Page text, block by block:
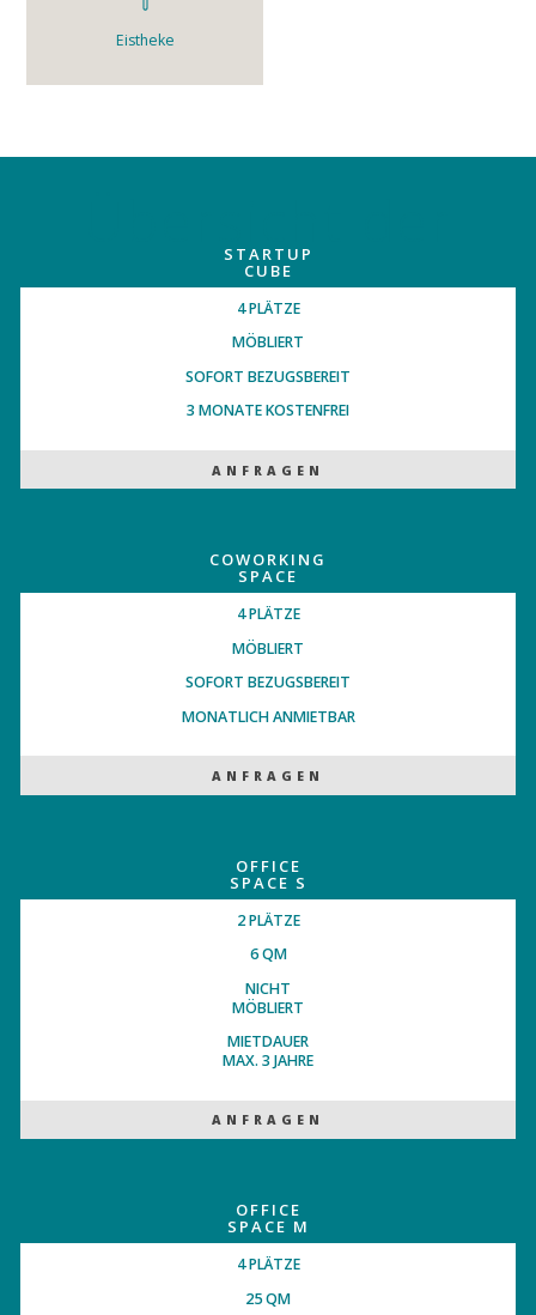
Eistheke
Pakete
STARTUP
CUBE
4 PLÄTZE
MÖBLIERT
SOFORT BEZUGSBEREIT
3 MONATE KOSTENFREI
ANFRAGEN
COWORKING
SPACE
4 PLÄTZE
MÖBLIERT
SOFORT BEZUGSBEREIT
MONATLICH ANMIETBAR
ANFRAGEN
OFFICE
SPACE S
2 PLÄTZE
6 QM
NICHT
MÖBLIERT
MIETDAUER
MAX. 3 JAHRE
ANFRAGEN
OFFICE
SPACE M
4 PLÄTZE
25 QM